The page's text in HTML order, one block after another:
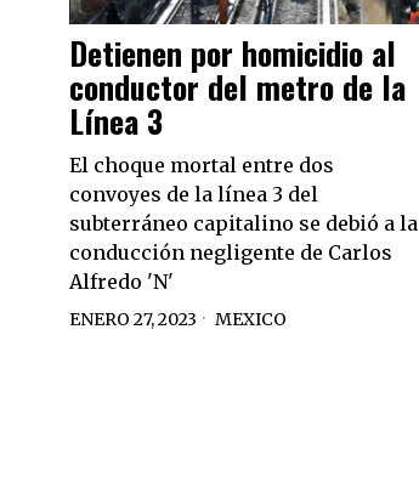
Detienen por homicidio al
conductor del metro de la
Línea 3
El choque mortal entre dos
convoyes de la línea 3 del
subterráneo capitalino se debió a la
conducción negligente de Carlos
Alfredo 'N'
ENERO 27, 2023 MEXICO